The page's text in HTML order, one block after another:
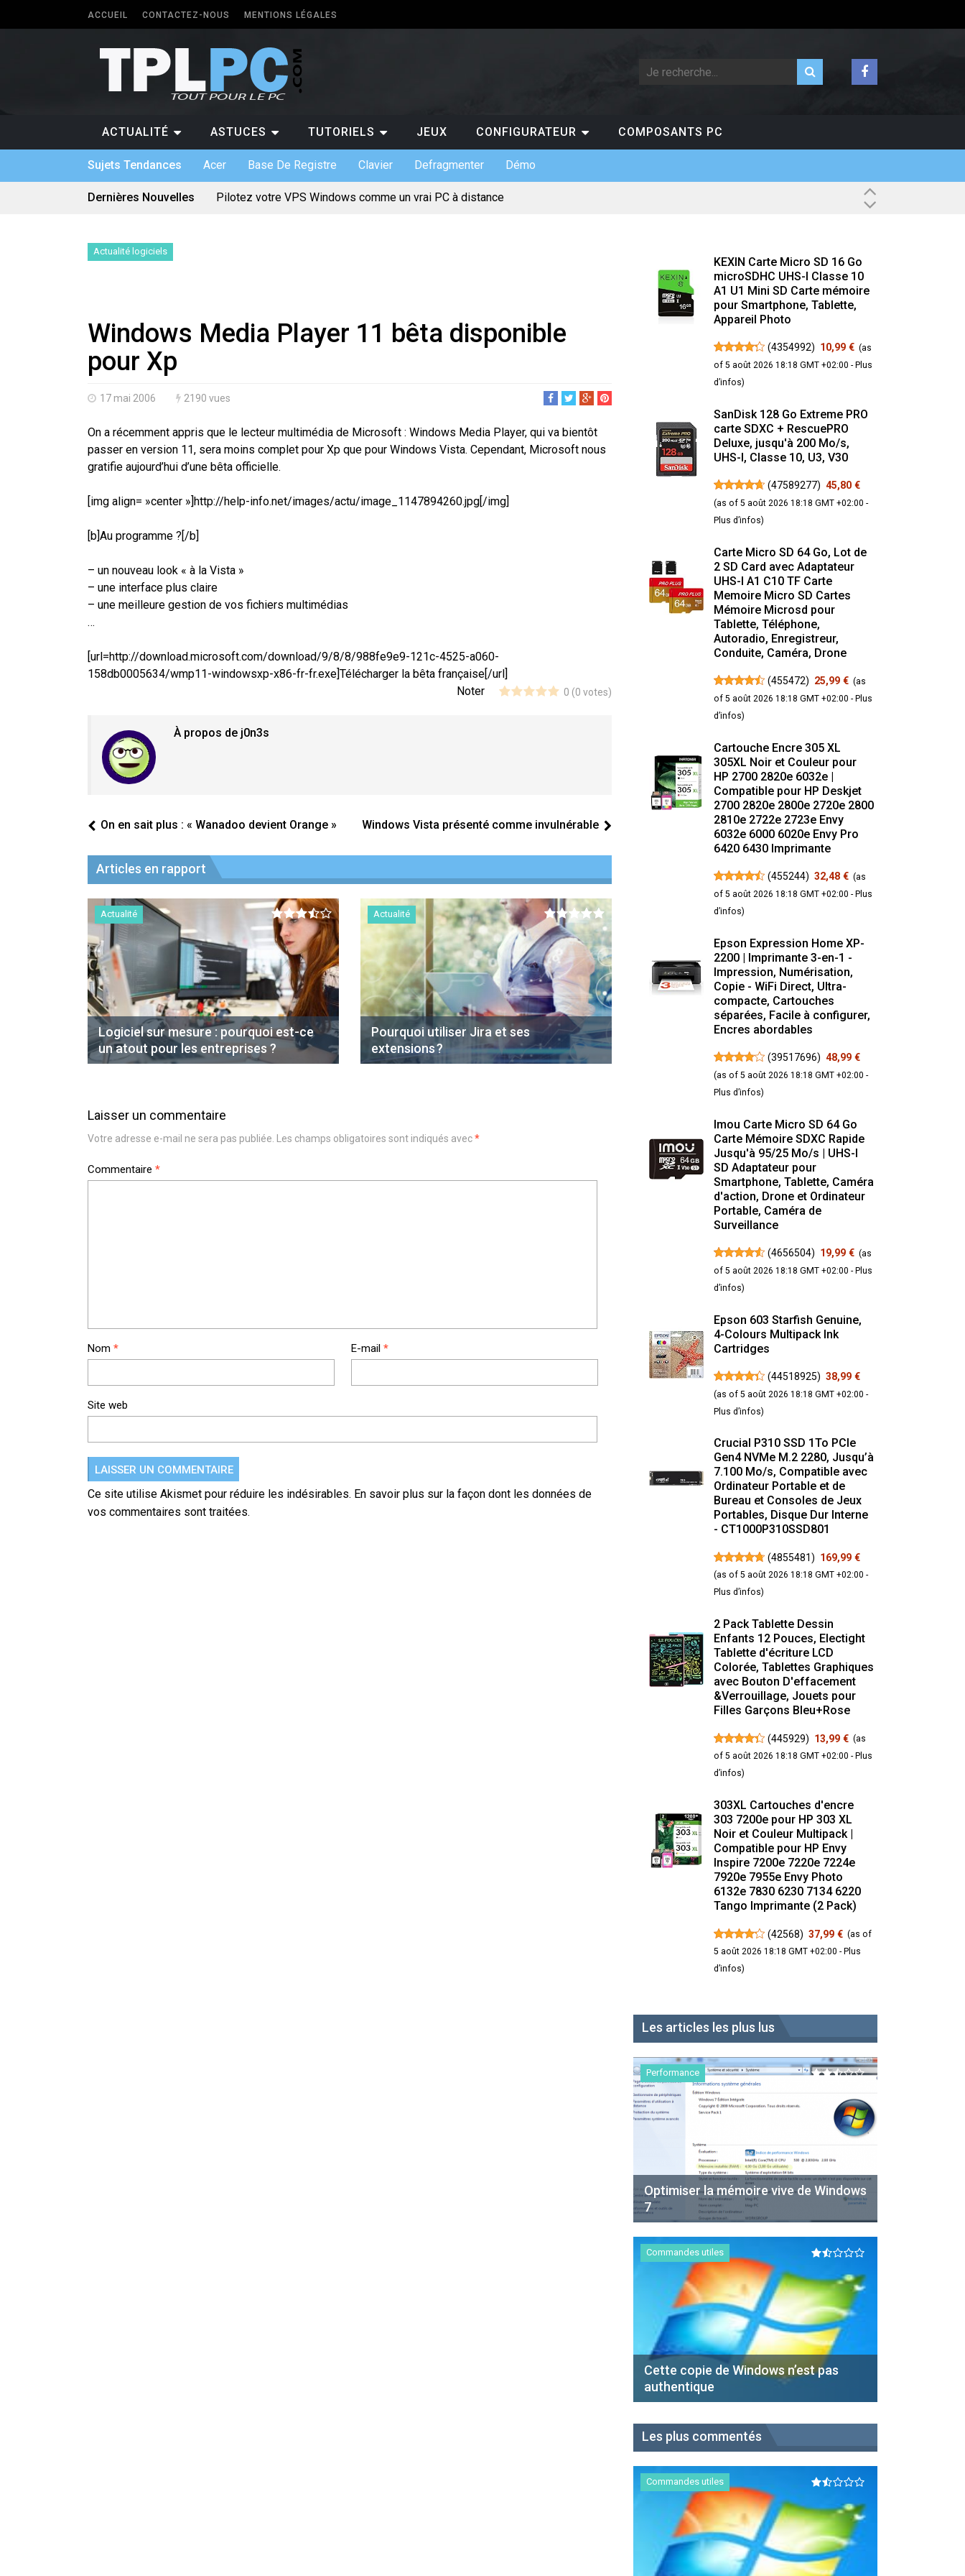
ACCUEIL CONTACTEZ-NOUS MENTIONS LÉGALES
ACTUALITÉ ASTUCES TUTORIELS JEUX CONFIGURATEUR COMPOSANTS PC
Sujets Tendances Acer Base De Registre Clavier Defragmenter Démo
Dernières Nouvelles
Pilotez votre VPS Windows comme un vrai PC à distance
Actualité logiciels
Windows Media Player 11 bêta disponible
pour Xp
17 mai 2006 2190 vues
On a récemment appris que le lecteur multimédia de Microsoft : Windows Media Player, qui va bientôt
passer en version 11, sera moins complet pour Xp que pour Windows Vista. Cependant, Microsoft nous
gratifie aujourd’hui d’une bêta officielle.
[img align= »center »]http://help-info.net/images/actu/image_1147894260.jpg[/img]
[b]Au programme ?[/b]
– un nouveau look « à la Vista »
– une interface plus claire
– une meilleure gestion de vos fichiers multimédias
…
[url=http://download.microsoft.com/download/9/8/8/988fe9e9-121c-4525-a060-
158db0005634/wmp11-windowsxp-x86-fr-fr.exe]Télécharger la bêta française[/url]
Noter
0 (0 votes)
À propos de j0n3s
On en sait plus : « Wanadoo devient Orange » Windows Vista présenté comme invulnérable
Articles en rapport
Actualité
Logiciel sur mesure : pourquoi est-ce
un atout pour les entreprises ?
Actualité
Pourquoi utiliser Jira et ses
extensions ?
Laisser un commentaire
Votre adresse e-mail ne sera pas publiée. Les champs obligatoires sont indiqués avec*
Commentaire *
Nom * E-mail*
Site web
Ce site utilise Akismet pour réduire les indésirables. En savoir plus sur la façon dont les données de
vos commentaires sont traitées.
KEXIN Carte Micro SD 16 Go
microSDHC UHS-I Classe 10
A1 U1 Mini SD Carte mémoire
pour Smartphone, Tablette,
Appareil Photo
(4354992) 10,99 € (as
of 5 août 2026 18:18 GMT +02:00 -Plus
d’infos)
SanDisk 128 Go Extreme PRO
carte SDXC + RescuePRO
Deluxe, jusqu'à 200 Mo/s,
UHS-I, Classe 10, U3, V30
(47589277) 45,80 €
(as of 5 août 2026 18:18 GMT +02:00 -
Plus d’infos)
Carte Micro SD 64 Go, Lot de
2 SD Card avec Adaptateur
UHS-I A1 C10 TF Carte
Memoire Micro SD Cartes
Mémoire Microsd pour
Tablette, Téléphone,
Autoradio, Enregistreur,
Conduite, Caméra, Drone
(455472) 25,99 € (as
of 5 août 2026 18:18 GMT +02:00 -Plus
d’infos)
Cartouche Encre 305 XL
305XL Noir et Couleur pour
HP 2700 2820e 6032e |
Compatible pour HP Deskjet
2700 2820e 2800e 2720e 2800
2810e 2722e 2723e Envy
6032e 6000 6020e Envy Pro
6420 6430 Imprimante
(455244) 32,48 € (as
of 5 août 2026 18:18 GMT +02:00 -Plus
d’infos)
Epson Expression Home XP-
2200 | Imprimante 3-en-1 -
Impression, Numérisation,
Copie - WiFi Direct, Ultra-
compacte, Cartouches
séparées, Facile à configurer,
Encres abordables
(39517696) 48,99 €
(as of 5 août 2026 18:18 GMT +02:00 -
Plus d’infos)
Imou Carte Micro SD 64 Go
Carte Mémoire SDXC Rapide
Jusqu'à 95/25 Mo/s | UHS-I
SD Adaptateur pour
Smartphone, Tablette, Caméra
d'action, Drone et Ordinateur
Portable, Caméra de
Surveillance
(4656504) 19,99 € (as
of 5 août 2026 18:18 GMT +02:00 -Plus
d’infos)
Epson 603 Starfish Genuine,
4-Colours Multipack Ink
Cartridges
(44518925) 38,99 €
(as of 5 août 2026 18:18 GMT +02:00 -
Plus d’infos)
Crucial P310 SSD 1To PCIe
Gen4 NVMe M.2 2280, Jusqu’à
7.100 Mo/s, Compatible avec
Ordinateur Portable et de
Bureau et Consoles de Jeux
Portables, Disque Dur Interne
- CT1000P310SSD801
(4855481) 169,99 €
(as of 5 août 2026 18:18 GMT +02:00 -
Plus d’infos)
2 Pack Tablette Dessin
Enfants 12 Pouces, Electight
Tablette d'écriture LCD
Colorée, Tablettes Graphiques
avec Bouton D'effacement
&Verrouillage, Jouets pour
Filles Garçons Bleu+Rose
(445929) 13,99 € (as
of 5 août 2026 18:18 GMT +02:00 - Plus
d’infos)
303XL Cartouches d'encre
303 7200e pour HP 303 XL
Noir et Couleur Multipack |
Compatible pour HP Envy
Inspire 7200e 7220e 7224e
7920e 7955e Envy Photo
6132e 7830 6230 7134 6220
Tango Imprimante (2 Pack)
(42568) 37,99 € (as of
5 août 2026 18:18 GMT +02:00 - Plus
d’infos)
Les articles les plus lus
Performance
Optimiser la mémoire vive de Windows
7
Commandes utiles
Cette copie de Windows n’est pas
authentique
Les plus commentés
Commandes utiles